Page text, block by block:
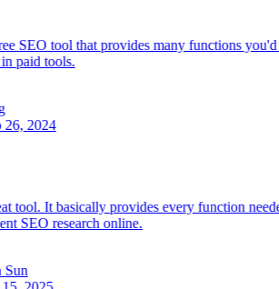
SEO tool that provides many functions you'd
paid tools.
2024
tool. It basically provides every function
SEO research online.